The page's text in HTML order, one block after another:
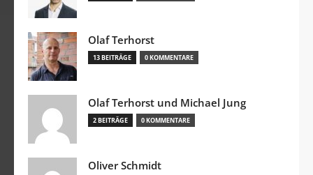
Olaf Terhorst
13 BEITRÄGE 0 KOMMENTARE
Olaf Terhorst und Michael Jung
2 BEITRÄGE 0 KOMMENTARE
Oliver Schmidt